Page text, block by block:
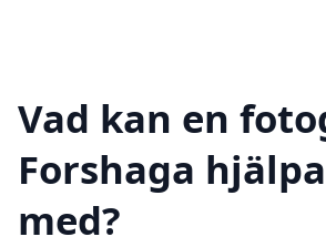
Vad kan en
Forshaga
med?